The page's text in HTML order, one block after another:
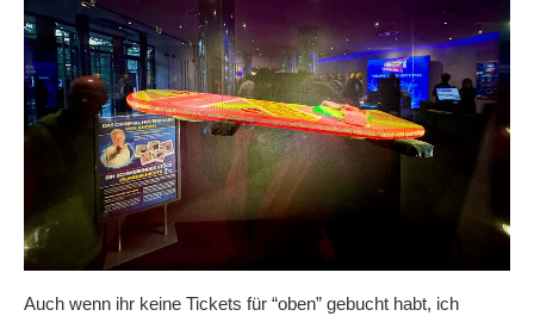
Auch wenn ihr keine Tickets für “oben” gebucht habt, ich